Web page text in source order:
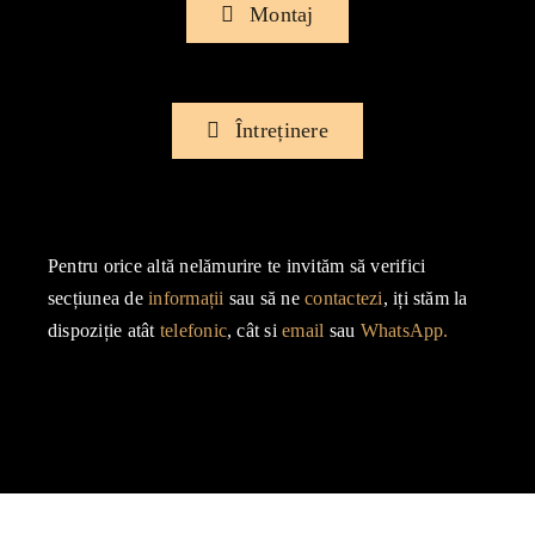
Montaj
Întreținere
Pentru orice altă nelămurire te invităm să verifici
secțiunea deinformații sau să necontactezi, iți stăm la
dispoziție atât telefonic, cât siemail sau WhatsApp.